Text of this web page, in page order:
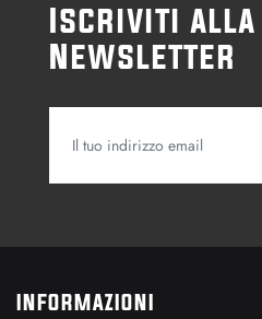
Iscriviti alla
Newsletter
INFORMAZIONI